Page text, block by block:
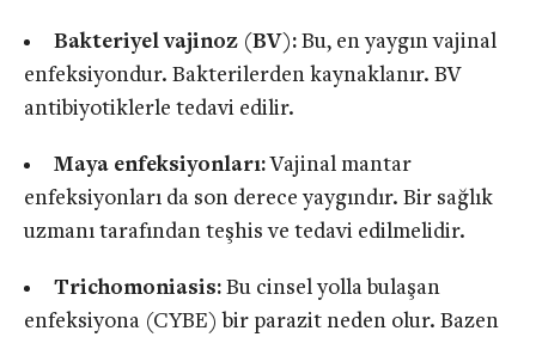
Bakteriyel vajinoz (BV):Bu, en yaygın vajinal
enfeksiyondur. Bakterilerden kaynaklanır. BV
antibiyotiklerle tedavi edilir.
Maya enfeksiyonları:Vajinal mantar
enfeksiyonları da son derece yaygındır. Bir sağlık
uzmanı tarafından teşhis ve tedavi edilmelidir.
Trichomoniasis:Bu cinsel yolla bulaşan
enfeksiyona (CYBE) bir parazit neden olur. Bazen